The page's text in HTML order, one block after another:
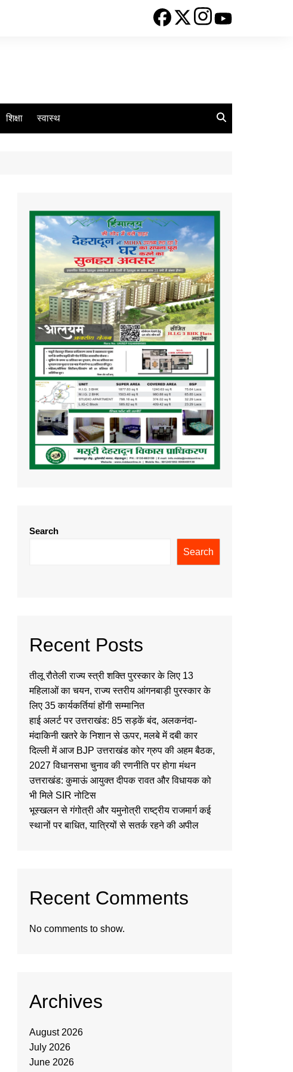
शिक्षा स्वास्थ
Search
Search
Recent Posts
तीलू रौतेली राज्य स्त्री शक्ति पुरस्कार के लिए 13
महिलाओं का चयन, राज्य स्तरीय आंगनबाड़ी पुरस्कार के
लिए 35 कार्यकर्तियां होंगी सम्मानित
हाई अलर्ट पर उत्तराखंड: 85 सड़कें बंद, अलकनंदा-
मंदाकिनी खतरे के निशान से ऊपर, मलबे में दबी कार
दिल्ली में आज BJP उत्तराखंड कोर ग्रुप की अहम बैठक,
2027 विधानसभा चुनाव की रणनीति पर होगा मंथन
उत्तराखंड: कुमाऊं आयुक्त दीपक रावत और विधायक को
भी मिले SIR नोटिस
भूस्खलन से गंगोत्री और यमुनोत्री राष्ट्रीय राजमार्ग कई
स्थानों पर बाधित, यात्रियों से सतर्क रहने की अपील
Recent Comments
No comments to show.
Archives
August 2026
July 2026
June 2026